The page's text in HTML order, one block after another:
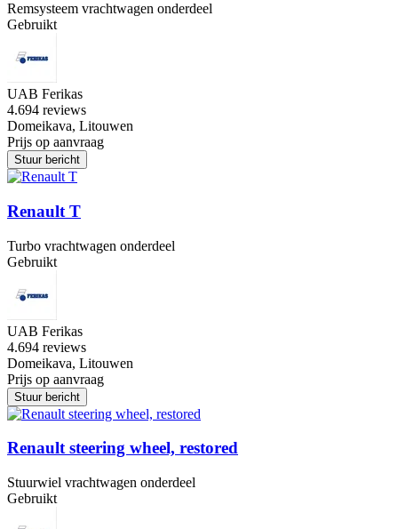
Remsysteem vrachtwagen onderdeel
Gebruikt
UAB Ferikas
4.694 reviews
Domeikava, Litouwen
Prijs op aanvraag
Stuur bericht
Renault T
Turbo vrachtwagen onderdeel
Gebruikt
UAB Ferikas
4.694 reviews
Domeikava, Litouwen
Prijs op aanvraag
Stuur bericht
Renault steering wheel, restored
Stuurwiel vrachtwagen onderdeel
Gebruikt